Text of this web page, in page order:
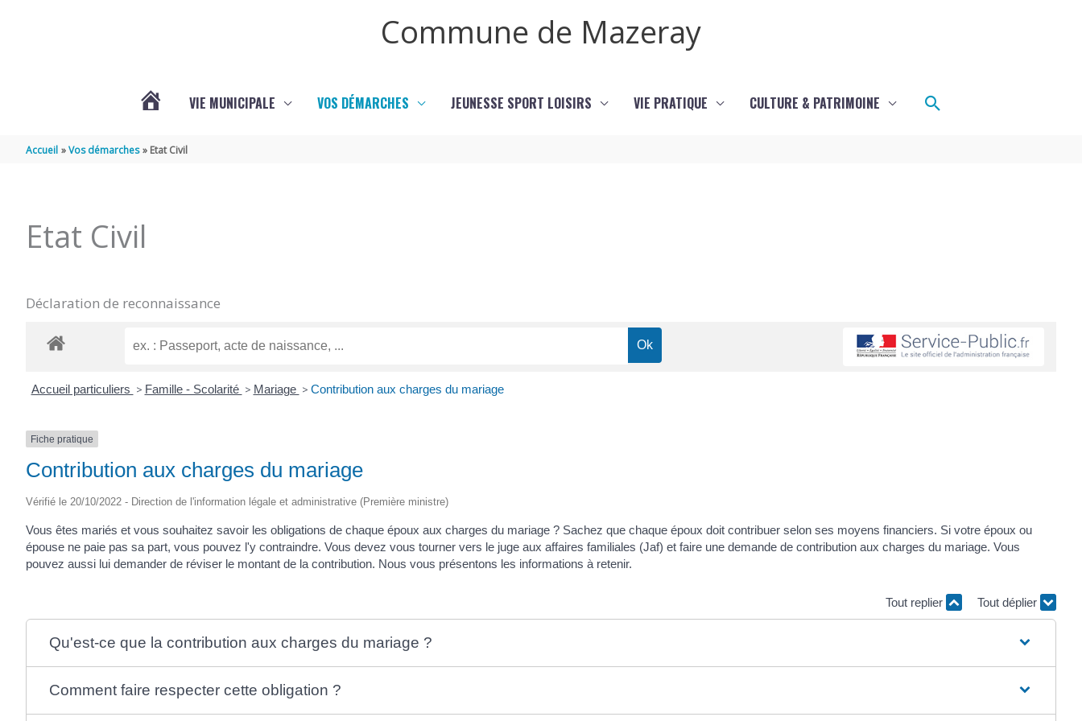
Commune de Mazeray
MAZERAY
VIE MUNICIPALE VOS DÉMARCHES JEUNESSE SPORT LOISIRS VIE PRATIQUE CULTURE & PATRIMOINE Rechercher
Accueil Vos démarches Etat Civil
Etat Civil
Déclaration de reconnaissance
Accueil particuliers > Famille - Scolarité > Mariage > Contribution aux charges du mariage
Fiche pratique
Contribution aux charges du mariage
Vérifié le 20/10/2022 - Direction de l'information légale et administrative (Première ministre)
Vous êtes mariés et vous souhaitez savoir les obligations de chaque époux aux charges du mariage ? Sachez que chaque époux doit contribuer selon ses moyens financiers. Si votre époux ou
épouse ne paie pas sa part, vous pouvez l'y contraindre. Vous devez vous tourner vers le juge aux affaires familiales (Jaf) et faire une demande de contribution aux charges du mariage. Vous
pouvez aussi lui demander de réviser le montant de la contribution. Nous vous présentons les informations à retenir.
Tout replier Tout déplier
Qu'est-ce que la contribution aux charges du mariage ?
Comment faire respecter cette obligation ?